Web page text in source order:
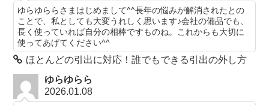
ゆらゆららさまはじめまして^^長年の悩みが解消されたとの
ことで、私としても大変うれしく思います♪会社の備品でも、
長く使っていれば自分の相棒ですものね。これからも大切に
使ってあげてください^^
ほとんどの引出に対応！誰でもできる引出の外し方
ゆらゆらら
2026.01.08